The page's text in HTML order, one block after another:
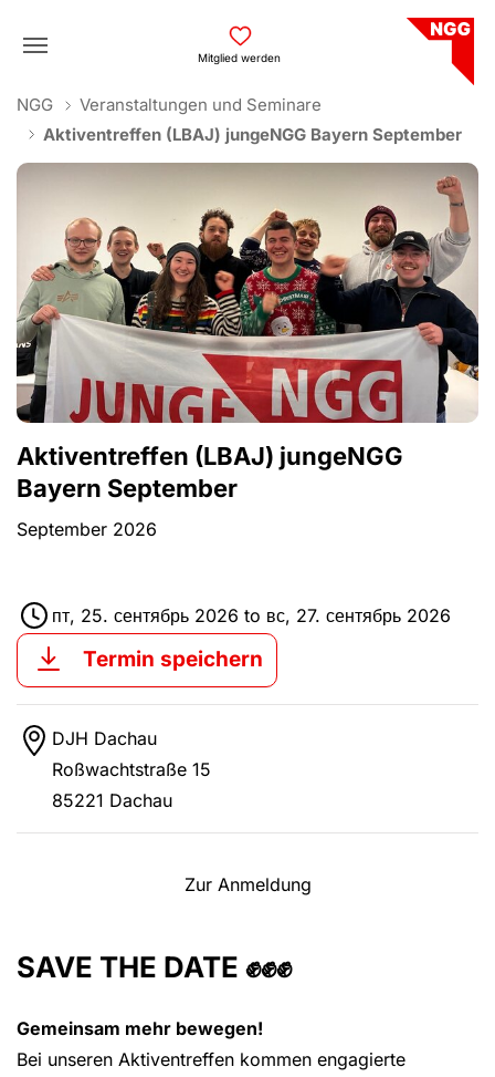
Mitglied werden
You are here:
NGG
Veranstaltungen und Seminare
Aktiventreffen (LBAJ) jungeNGG Bayern September
Aktiventreffen (LBAJ) jungeNGG
Bayern September
September 2026
пт, 25. сентябрь 2026 to вс, 27. сентябрь 2026
Termin speichern
DJH Dachau
Roßwachtstraße 15
85221 Dachau
Zur Anmeldung
SAVE THE DATE ✊✊✊
Gemeinsam mehr bewegen!
Bei unseren Aktiventreffen kommen engagierte